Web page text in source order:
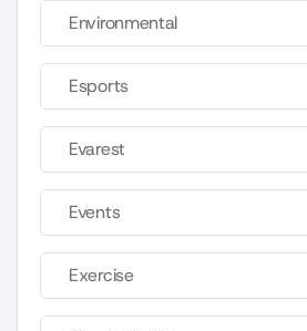
Environmental
Esports
Evarest
Events
Exercise